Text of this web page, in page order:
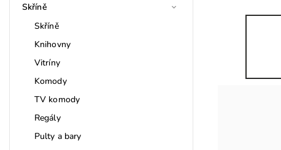
Skříně
Skříně
Knihovny
Vitríny
Komody
TV komody
Regály
Pulty a bary